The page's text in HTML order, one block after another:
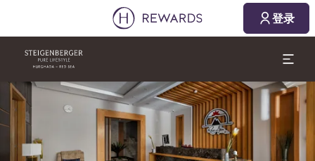
登录
幻灯片1 of1
2026/08/08